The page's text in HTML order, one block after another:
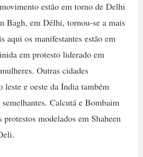
estão em torno de Delhi
Bagh, em Délhi, tornou-se a mais
aqui os manifestantes estão em
em protesto liderado em
Outras cidades
leste e oeste da Índia também
Calcutá e Bombaim
modelados em Shaheen